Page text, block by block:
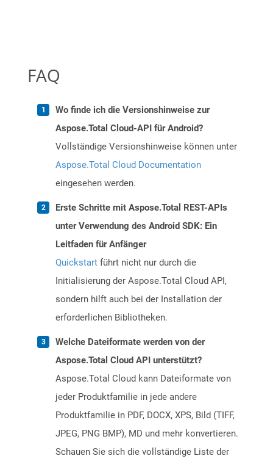
FAQ
Wo finde ich die Versionshinweise zur
Aspose.Total Cloud-API für Android?
Vollständige Versionshinweise können unter
Aspose.Total Cloud Documentation
eingesehen werden.
Erste Schritte mit Aspose.Total REST-APIs
unter Verwendung des Android SDK: Ein
Leitfaden für Anfänger
Quickstart führt nicht nur durch die
Initialisierung der Aspose.Total Cloud API,
sondern hilft auch bei der Installation der
erforderlichen Bibliotheken.
Welche Dateiformate werden von der
Aspose.Total Cloud API unterstützt?
Aspose.Total Cloud kann Dateiformate von
jeder Produktfamilie in jede andere
Produktfamilie in PDF, DOCX, XPS, Bild (TIFF,
JPEG, PNG BMP), MD und mehr konvertieren.
Schauen Sie sich die vollständige Liste der